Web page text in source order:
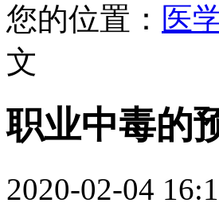
您的位置： 医
文
职业中毒的
2020-02-04